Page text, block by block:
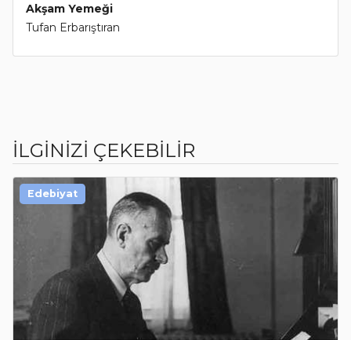
Akşam Yemeği
Tufan Erbarıştıran
İLGİNİZİ ÇEKEBİLİR
Edebiyat